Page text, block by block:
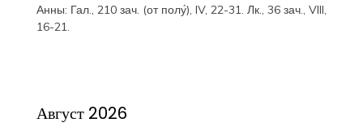
Анны: Гал., 210 зач. (от полу́), IV, 22-31. Лк., 36 зач., VIII,
16-21.
Август 2026